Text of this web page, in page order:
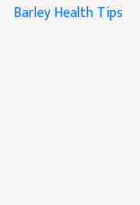
BarleyHealth Tips